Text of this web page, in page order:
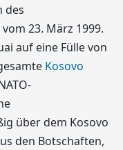
des
23. März 1999.
auf eine Fülle von
Kosovo
über dem Kosovo
den Botschaften,